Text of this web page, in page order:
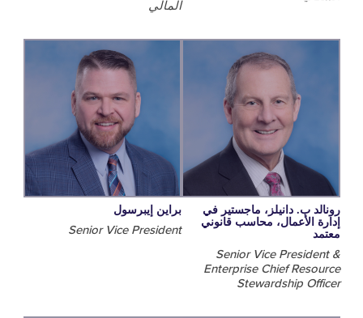
ب. دانيلز، ماجستير في
محاسب قانوني
Senior Vice
Enterprise Chief
Stewardship
براين إيبرسول
Senior Vice President